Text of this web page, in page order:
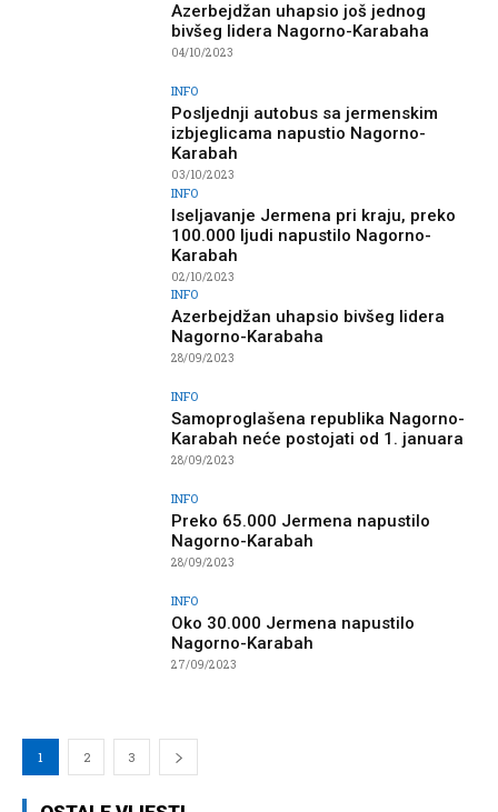
Azerbejdžan uhapsio još jednog
bivšeg lidera Nagorno-Karabaha
04/10/2023
INFO
Posljednji autobus sa jermenskim
izbjeglicama napustio Nagorno-
Karabah
03/10/2023
INFO
Iseljavanje Jermena pri kraju, preko
100.000 ljudi napustilo Nagorno-
Karabah
02/10/2023
INFO
Azerbejdžan uhapsio bivšeg lidera
Nagorno-Karabaha
28/09/2023
INFO
Samoproglašena republika Nagorno-
Karabah neće postojati od 1. januara
28/09/2023
INFO
Preko 65.000 Jermena napustilo
Nagorno-Karabah
28/09/2023
INFO
Oko 30.000 Jermena napustilo
Nagorno-Karabah
27/09/2023
1 2 3